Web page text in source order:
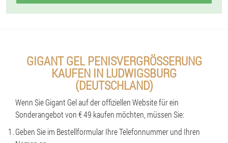
GIGANT GEL PENISVERGRÖSSERUNG K
AUFEN IN LUDWIGSBURG (
DEUTSCHLAND)
Wenn Sie Gigant Gel auf der offiziellen Website für ein
Sonderangebot von € 49 kaufen möchten, müssen Sie:
Geben Sie im Bestellformular Ihre Telefonnummer und Ihren